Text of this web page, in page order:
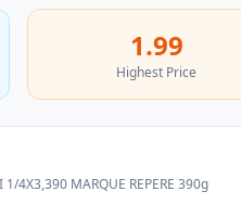
1.99
Highest Price
1/4X3,390 MARQUE REPERE 390g